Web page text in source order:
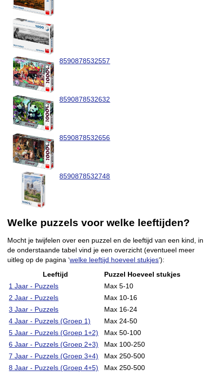
8590878532557
8590878532632
8590878532656
8590878532748
Welke puzzels voor welke leeftijden?
Mocht je twijfelen over een puzzel en de leeftijd van een kind, in
de onderstaande tabel vind je een overzicht (eventueel meer
uitleg op de pagina ‘welke leeftijd hoeveel stukjes‘):
Leeftijd
Puzzel Hoeveel stukjes
1 Jaar - Puzzels
Max 5-10
2 Jaar - Puzzels
Max 10-16
3 Jaar - Puzzels
Max 16-24
4 Jaar - Puzzels (Groep 1)
Max 24-50
5 Jaar - Puzzels (Groep 1+2)
Max 50-100
6 Jaar - Puzzels (Groep 2+3)
Max 100-250
7 Jaar - Puzzels (Groep 3+4)
Max 250-500
8 Jaar - Puzzels (Groep 4+5)
Max 250-500